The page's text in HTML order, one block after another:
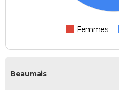
Femmes
Beaumais